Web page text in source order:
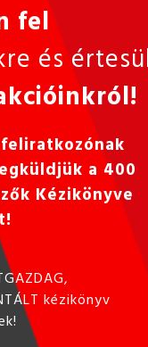
fel
és
a 400
Kézikönyve
kézikönyv